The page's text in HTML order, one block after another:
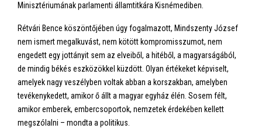
Minisztériumának parlamenti államtitkára Kisnémediben.
Rétvári Bence köszöntőjében úgy fogalmazott, Mindszenty József
nem ismert megalkuvást, nem kötött kompromisszumot, nem
engedett egy jottányit sem az elveiből, a hitéből, a magyarságából,
de mindig békés eszközökkel küzdött. Olyan értékeket képviselt,
amelyek nagy veszélyben voltak abban a korszakban, amelyben
tevékenykedett, amikor ő állt a magyar egyház élén. Sosem félt,
amikor emberek, embercsoportok, nemzetek érdekében kellett
megszólalni – mondta a politikus.